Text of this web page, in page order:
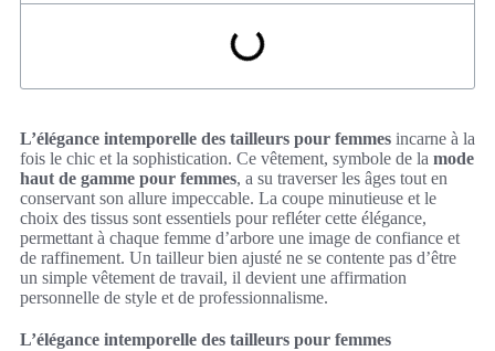
L’élégance intemporelle des tailleurs pour femmes incarne à la
fois le chic et la sophistication. Ce vêtement, symbole de la mode
haut de gamme pour femmes, a su traverser les âges tout en
conservant son allure impeccable. La coupe minutieuse et le
choix des tissus sont essentiels pour refléter cette élégance,
permettant à chaque femme d’arbore une image de confiance et
de raffinement. Un tailleur bien ajusté ne se contente pas d’être
un simple vêtement de travail, il devient une affirmation
personnelle de style et de professionnalisme.
L’élégance intemporelle des tailleurs pour femmes